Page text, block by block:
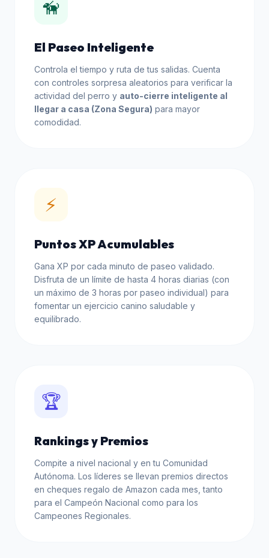
🦮
El Paseo Inteligente
Controla el tiempo y ruta de tus salidas. Cuenta
con controles sorpresa aleatorios para verificar la
actividad del perro y auto-cierre inteligente al
llegar a casa (Zona Segura) para mayor
comodidad.
⚡
Puntos XP Acumulables
Gana XP por cada minuto de paseo validado.
Disfruta de un límite de hasta 4 horas diarias (con
un máximo de 3 horas por paseo individual) para
fomentar un ejercicio canino saludable y
equilibrado.
🏆
Rankings y Premios
Compite a nivel nacional y en tu Comunidad
Autónoma. Los líderes se llevan premios directos
en cheques regalo de Amazon cada mes, tanto
para el Campeón Nacional como para los
Campeones Regionales.